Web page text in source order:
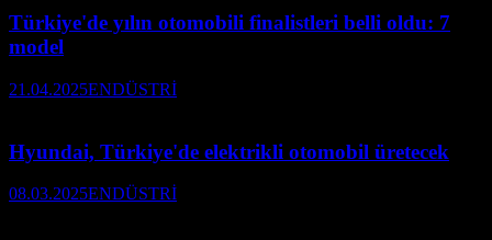
Türkiye'de yılın otomobili finalistleri belli oldu: 7
model
21.04.2025ENDÜSTRİ
Hyundai, Türkiye'de elektrikli otomobil üretecek
08.03.2025ENDÜSTRİ